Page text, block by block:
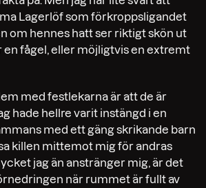
Lagerlöf som förkroppsligandet
om hennes hatt ser riktigt skön ut
en fågel, eller möjligtvis en extremt
med festlekarna är att de är
hade hellre varit instängd i en
med ett gäng skrikande barn
killen mittemot mig för andras
jag än anstränger mig, är det
när rummet är fullt av